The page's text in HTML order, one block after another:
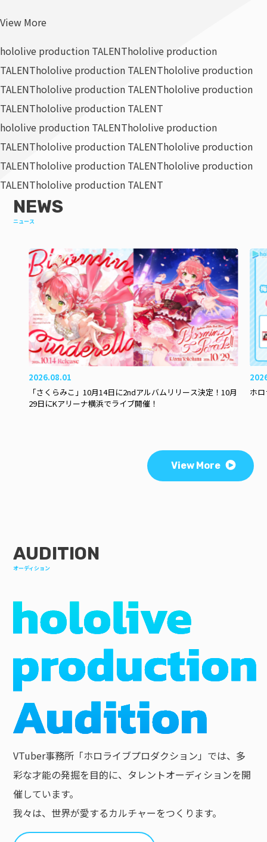
View More
hololive production TALENThololive production
TALENThololive production TALENThololive production
TALENThololive production TALENThololive production
TALENThololive production TALENT
hololive production TALENThololive production
TALENThololive production TALENThololive production
TALENThololive production TALENThololive production
TALENThololive production TALENT
NEWS
ニュース
2026.08.01
「さくらみこ」10月14日に2ndアルバムリリース決定！10月
29日にKアリーナ横浜でライブ開催！
ホ
View More
AUDITION
オーディション
VTuber事務所「ホロライブプロダクション」では、多
彩な才能の発掘を目的に、タレントオーディションを開
催しています。
我々は、世界が愛するカルチャーをつくります。